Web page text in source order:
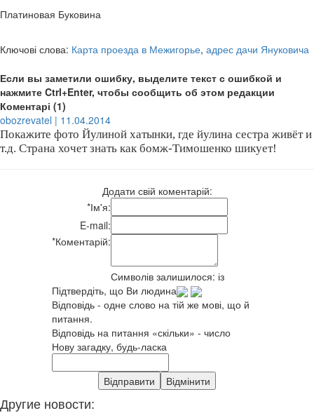
Платиновая Буковина
Ключові слова: Карта проезда в Межигорье, адрес дачи Януковича
Если вы заметили ошибку, выделите текст с ошибкой и
нажмите Ctrl+Enter, чтобы сообщить об этом редакции
Коментарі (1)
obozrevatel | 11.04.2014
Покажите фото Йулиной хатынки, где йулина сестра живёт и
т.д. Страна хочет знать как бомж-Тимошенко шикует!
Додати свій коментарій:
*Ім'я:
E-mail:
*Коментарій:
Символів залишилося: із
Підтвердіть, що Ви людина
Відповідь - одне слово на тій же мові, що й
питання.
Відповідь на питання «скільки» - число
Нову загадку, будь-ласка
Другие новости: